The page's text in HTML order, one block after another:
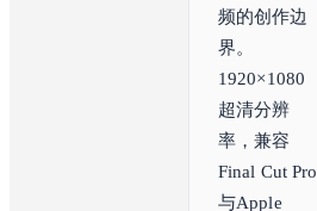
频的创作边
界。
1920×1080
超清分辨
率，兼容
Final Cut Pro
与Apple